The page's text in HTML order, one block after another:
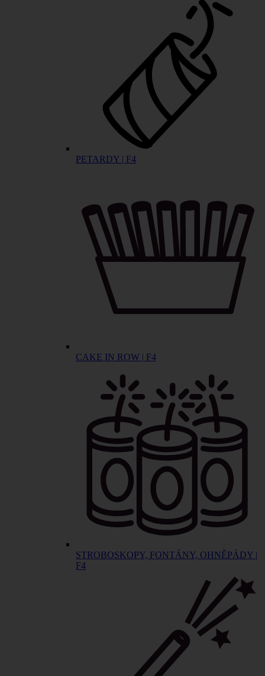
PETARDY | F4
CAKE IN ROW | F4
STROBOSKOPY, FONTÁNY, OHNĚPÁDY |
F4